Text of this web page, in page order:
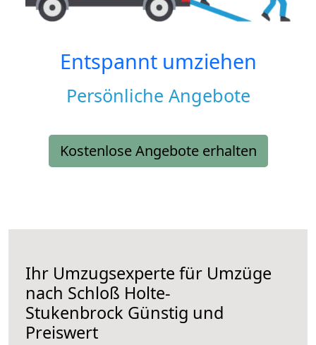
Entspannt umziehen
Persönliche Angebote
Kostenlose Angebote erhalten
Ihr Umzugsexperte für Umzüge
nach Schloß Holte-
Stukenbrock Günstig und
Preiswert